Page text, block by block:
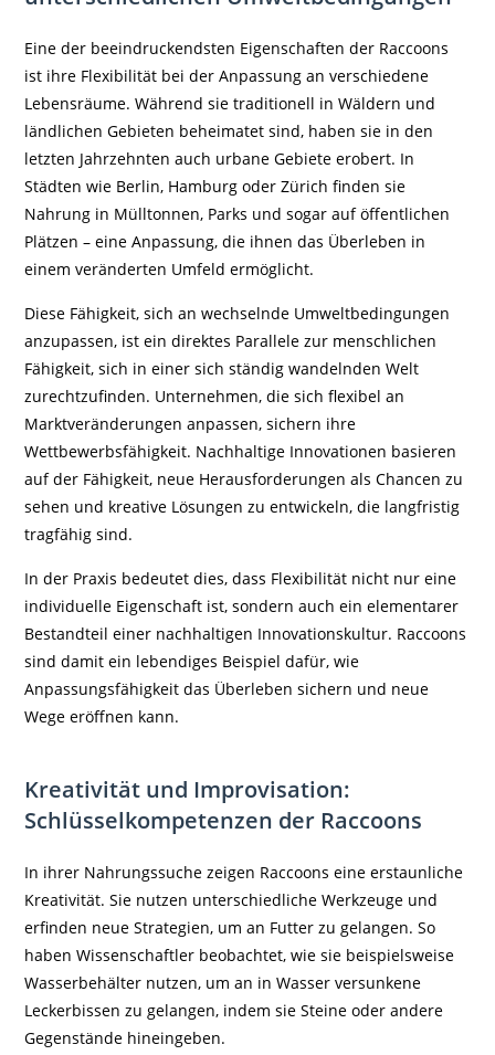
Eine der beeindruckendsten Eigenschaften der Raccoons
ist ihre Flexibilität bei der Anpassung an verschiedene
Lebensräume. Während sie traditionell in Wäldern und
ländlichen Gebieten beheimatet sind, haben sie in den
letzten Jahrzehnten auch urbane Gebiete erobert. In
Städten wie Berlin, Hamburg oder Zürich finden sie
Nahrung in Mülltonnen, Parks und sogar auf öffentlichen
Plätzen – eine Anpassung, die ihnen das Überleben in
einem veränderten Umfeld ermöglicht.
Diese Fähigkeit, sich an wechselnde Umweltbedingungen
anzupassen, ist ein direktes Parallele zur menschlichen
Fähigkeit, sich in einer sich ständig wandelnden Welt
zurechtzufinden. Unternehmen, die sich flexibel an
Marktveränderungen anpassen, sichern ihre
Wettbewerbsfähigkeit. Nachhaltige Innovationen basieren
auf der Fähigkeit, neue Herausforderungen als Chancen zu
sehen und kreative Lösungen zu entwickeln, die langfristig
tragfähig sind.
In der Praxis bedeutet dies, dass Flexibilität nicht nur eine
individuelle Eigenschaft ist, sondern auch ein elementarer
Bestandteil einer nachhaltigen Innovationskultur. Raccoons
sind damit ein lebendiges Beispiel dafür, wie
Anpassungsfähigkeit das Überleben sichern und neue
Wege eröffnen kann.
Kreativität und Improvisation:
Schlüsselkompetenzen der Raccoons
In ihrer Nahrungssuche zeigen Raccoons eine erstaunliche
Kreativität. Sie nutzen unterschiedliche Werkzeuge und
erfinden neue Strategien, um an Futter zu gelangen. So
haben Wissenschaftler beobachtet, wie sie beispielsweise
Wasserbehälter nutzen, um an in Wasser versunkene
Leckerbissen zu gelangen, indem sie Steine oder andere
Gegenstände hineingeben.